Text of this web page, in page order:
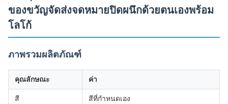
ของขวัญจัดส่งจดหมายปิดผนึกด้วยตนเองพร้อม
โลโก้
ภาพรวมผลิตภัณฑ์
คุณลักษณะ ค่า
สี สีที่กำหนดเอง